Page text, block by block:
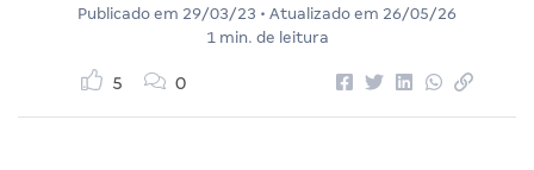
Publicado em 29/03/23 • Atualizado em 26/05/26
1 min. de leitura
5 0